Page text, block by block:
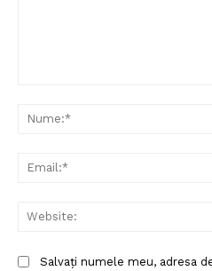
Salvați numele meu, adresa